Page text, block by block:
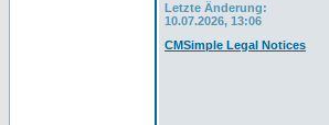
Letzte Änderung:
10.07.2026, 13:06
CMSimple Legal Notices